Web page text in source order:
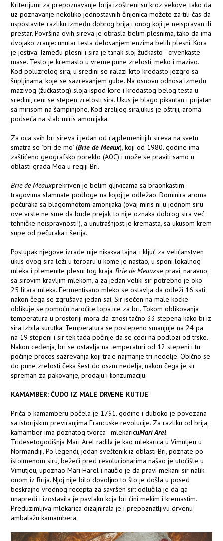
Kriterijumi za prepoznavanje brija izoštreni su kroz vekove, tako da
uz poznavanje nekoliko jednostavnih činjenica možete za tili čas da
uspostavite razliku između dobrog brija i onog koji je neispravan ili
prestar. Površina ovih sireva je obrasla belim plesnima, tako da ima
dvojako zranje: unutar testa delovanjem enzima belih plesni. Kora
je jestiva. Između plesni i sira je tanak sloj žućkasto - crvenkaste
mase. Testo je kremasto u vreme pune zrelosti, meko i mazivo.
Kod poluzrelog sira, u sredini se nalazi krto kredasto jezgro sa
šupljinama, koje se sazrevanjem gube. Na osnovu odnosa između
mazivog (žućkastog) sloja ispod kore i kredastog belog testa u
sredini, ceni se stepen zrelosti sira. Ukus je blago pikantan i prijatan
sa mirisom na šampinjone. Kod zrelijeg sira,ukus je oštriji, aroma
podseća na slab miris amonijaka.
Za oca svih bri sireva i jedan od najplemenitijih sireva na svetu
smatra se "bri de mo" (Brie de Meaux), koji od 1980. godine ima
zaštićeno geografsko poreklo (AOC) i može se praviti samo u
oblasti grada Moa u regiji Bri.
Brie de Meauxprekriven je belim gljivicama sa braonkastim
tragovima slamnate podloge na kojoj je odležao. Dominira aroma
pečuraka sa blagomnotom amonijaka (ovaj miris ni u jednom siru
ove vrste ne sme da bude prejak, to nije oznaka dobrog sira već
tehničke neispravnosti!), a unutrašnjost je kremasta, sa ukusom krem
supe od pečuraka i šerija.
Postupak njegove izrade nije nikakva tajna, i ključ za veličanstven
ukus ovog sira leži u teroaru u kome je nastao, u sponi lokalnog
mleka i plemenite plesni tog kraja.Brie de Meauxse pravi, naravno,
sa sirovim kravljim mlekom, a za jedan veliki sir potrebno je oko
25 litara mleka. Fermentisano mleko se ostavlja da odleži 16 sati
nakon čega se zgrušava jedan sat. Sir isečen na male kocke
oblikuje se pomoću naročite lopatice za bri. Tokom oblikovanja
temperatura u prostoriji mora da iznosi tačno 33 stepena kako bi iz
sira izbila surutka. Temperatura se postepeno smanjuje na 24 pa
na 19 stepeni i sir tek tada počinje da se cedi na podlozi od trske.
Nakon ceđenja, bri se ostavlja na temperaturi od 12 stepeni i tu
počinje proces sazrevanja koji traje najmanje tri nedelje. Obično se
do pune zrelosti čeka šest do osam nedelja, nakon čega je sir
spreman za pakovanje, prodaju i konzumaciju.
KAMAMBER: ČUDO IZ MALE DRVENE KUTIJE
Priča o kamamberu počela je 1791. godine i duboko je povezana
sa istorijskim previranjima Francuske revolucije. Za razliku od brija,
kamamber ima poznatog tvorca - mlekaricuMari Arel.
Tridesetogodišnja Mari Arel radila je kao mlekarica u Vimutjeu u
Normandiji. Po legendi, jedan sveštenik iz oblasti Bri, poznate po
istoimenom siru, bežeći pred revolucionarima našao je utočište u
Vimutjeu, upoznao Mari Harel i naučio je da pravi mekani sir nalik
onom iz Brija. Njoj nije bilo dovoljno to što je došla u posed
beskrajno vrednog recepta za savršen sir: odlučila je da ga
unapredi i izostavila je pavlaku koja bri čini mekim i kremastim.
Preduzimljiva mlekarica dizajnirala je i prepoznatljivu drvenu
ambalažu kamambera.